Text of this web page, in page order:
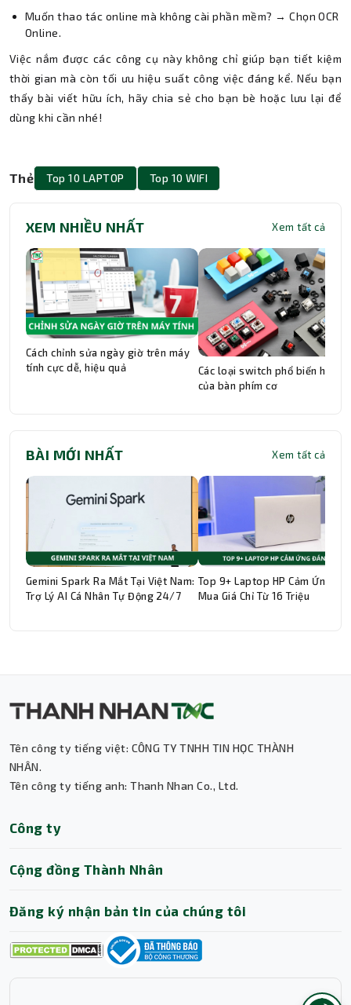
Muốn thao tác online mà không cài phần mềm? → Chọn OCR
Online.
Việc nắm được các công cụ này không chỉ giúp bạn tiết kiệm
thời gian mà còn tối ưu hiệu suất công việc đáng kể. Nếu bạn
thấy bài viết hữu ích, hãy chia sẻ cho bạn bè hoặc lưu lại để
dùng khi cần nhé!
Thẻ Top 10 LAPTOP Top 10 WIFI
XEM NHIỀU NHẤT Xem tất cả
Cách chỉnh sửa ngày giờ trên máy
tính cực dễ, hiệu quả
Các loại switch phổ biến hiện
của bàn phím cơ
BÀI MỚI NHẤT Xem tất cả
Gemini Spark Ra Mắt Tại Việt Nam:
Trợ Lý AI Cá Nhân Tự Động 24/7
Top 9+ Laptop HP Cảm Ứng
Mua Giá Chỉ Từ 16 Triệu
Tên công ty tiếng việt: CÔNG TY TNHH TIN HỌC THÀNH
NHÂN.
Tên công ty tiếng anh: Thanh Nhan Co., Ltd.
Công ty
Cộng đồng Thành Nhân
Đăng ký nhận bản tin của chúng tôi